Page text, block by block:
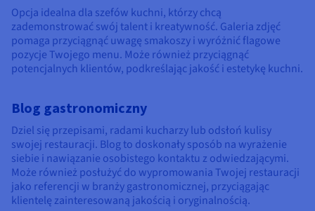
Opcja idealna dla szefów kuchni, którzy chcą
zademonstrować swój talent i kreatywność. Galeria zdjęć
pomaga przyciągnąć uwagę smakoszy i wyróżnić flagowe
pozycje Twojego menu. Może również przyciągnąć
potencjalnych klientów, podkreślając jakość i estetykę kuchni.
Blog gastronomiczny
Dziel się przepisami, radami kucharzy lub odsłoń kulisy
swojej restauracji. Blog to doskonały sposób na wyrażenie
siebie i nawiązanie osobistego kontaktu z odwiedzającymi.
Może również posłużyć do wypromowania Twojej restauracji
jako referencji w branży gastronomicznej, przyciągając
klientelę zainteresowaną jakością i oryginalnością.